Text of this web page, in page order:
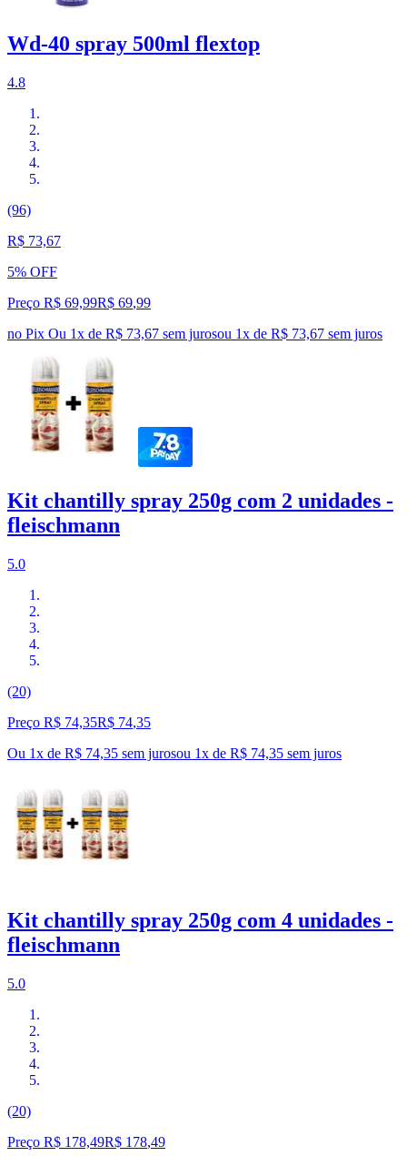
Wd-40 spray 500ml flextop
4.8
(96)
R$ 73,67
5% OFF
Preço R$ 69,99R$ 69,99
no Pix Ou 1x de R$ 73,67 sem jurosou 1x de R$ 73,67 sem juros
Kit chantilly spray 250g com 2 unidades -
fleischmann
5.0
(20)
Preço R$ 74,35R$ 74,35
Ou 1x de R$ 74,35 sem jurosou 1x de R$ 74,35 sem juros
Kit chantilly spray 250g com 4 unidades -
fleischmann
5.0
(20)
Preço R$ 178,49R$ 178,49